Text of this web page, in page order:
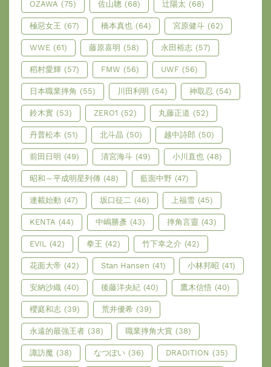
OZAWA (75) 佐山聰 (68) 辻陽太 (68)
極惡女王 (67) 橋本真也 (64) 宮原健斗 (62)
WWE (61) 藤原喜明 (58) 永田裕志 (57)
稻村愛輝 (57) FMW (56) UWF (56)
日本職業摔角 (55) 川田利明 (54) 神取忍 (54)
鈴木實 (53) ZERO1 (52) 丸藤正道 (52)
丹普松本 (51) 北斗晶 (50) 越中詩郎 (50)
前田日明 (49) 清宮海斗 (49) 小川直也 (48)
昭和～平成明星列傳 (48) 藍面中野 (47)
連載始動 (47) 坂口征二 (46) 上福雪 (45)
KENTA (44) 中嶋勝彥 (43) 摔角言靈 (43)
EVIL (42) 拳王 (42) 竹下幸之介 (42)
花面大帝 (42) Stan Hansen (41) 小林邦昭 (41)
安納沙織 (40) 後藤洋央紀 (40) 鷹木信悟 (40)
櫻庭和志 (39) 荒井優希 (39)
永遠的最強王者 (38) 職業摔角大賞 (38)
諏訪魔 (38) なつぽい (36) DRADITION (35)